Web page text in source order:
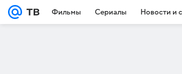
Фильмы Сериалы Новости и